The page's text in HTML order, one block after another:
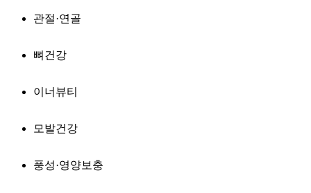
관절·연골
뼈건강
이너뷰티
모발건강
풍성·영양보충